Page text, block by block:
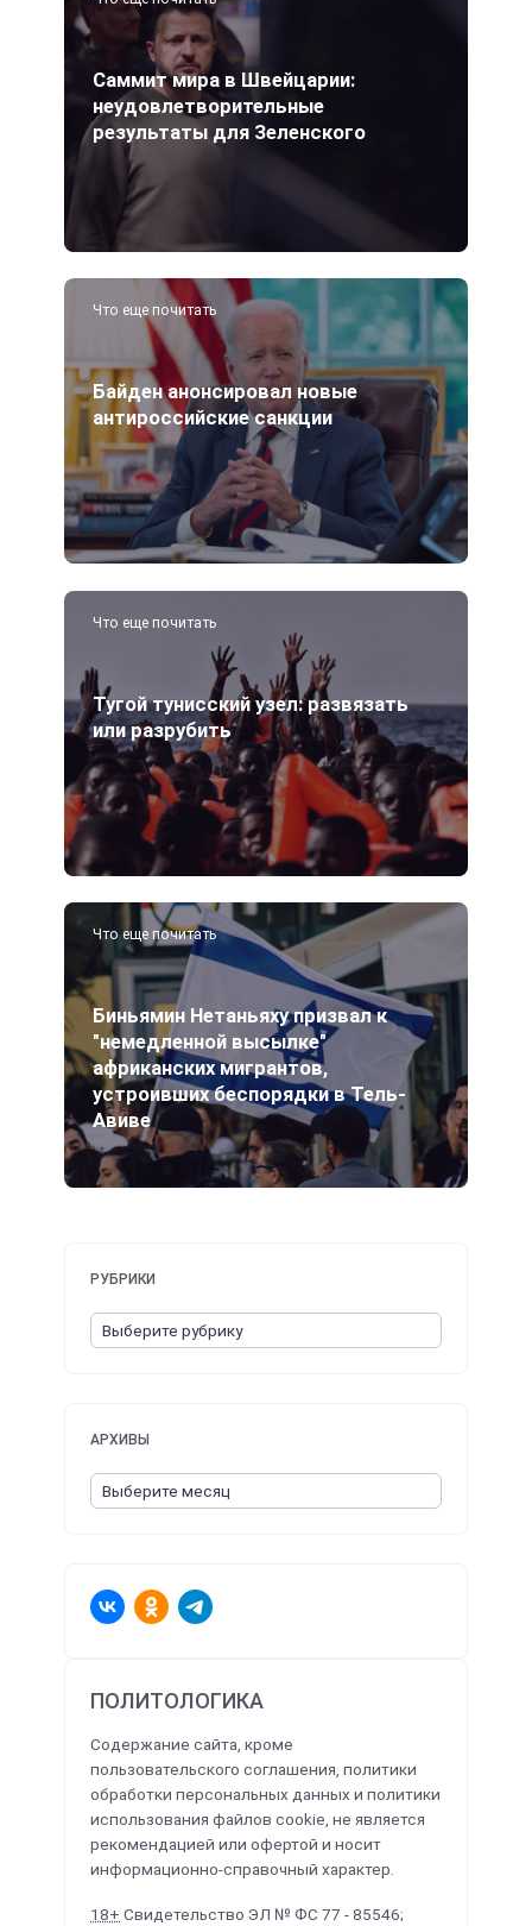
Саммит мира в Швейцарии:
неудовлетворительные
результаты для Зеленского
Что еще почитать
Байден анонсировал новые
антироссийские санкции
Что еще почитать
Тугой тунисский узел: развязать
или разрубить
Что еще почитать
Биньямин Нетаньяху призвал к
"немедленной высылке"
африканских мигрантов,
устроивших беспорядки в Тель-
Авиве
ПОЛИТОЛОГИКА
Содержание сайта, кроме
пользовательского соглашения, политики
обработки персональных данных и политики
использования файлов cookie, не является
рекомендацией или офертой и носит
информационно-справочный характер.
18+ Свидетельство ЭЛ № ФС 77 - 85546;
РУБРИКИ
АРХИВЫ